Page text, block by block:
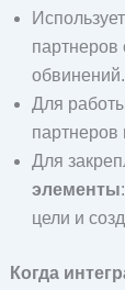
Использует
партнеров
обвинений.
Для
партнеров
Для
элементы
цели и
Когда